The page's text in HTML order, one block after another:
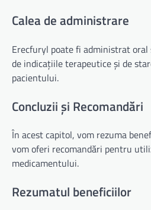
Calea de administrare
Erecfuryl poate fi administrat
de indicațiile terapeutice și de
pacientului.
Concluzii și Recomandări
În acest capitol, vom rezuma
vom oferi recomandări pentru
medicamentului.
Rezumatul beneficiilor